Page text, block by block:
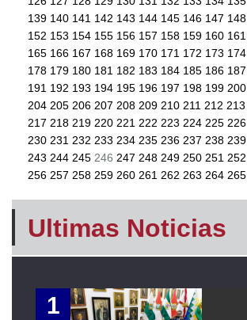
139 140 141 142 143 144 145 146 147 148
152 153 154 155 156 157 158 159 160 161
165 166 167 168 169 170 171 172 173 174
178 179 180 181 182 183 184 185 186 187
191 192 193 194 195 196 197 198 199 200
204 205 206 207 208 209 210 211 212 213
217 218 219 220 221 222 223 224 225 226
230 231 232 233 234 235 236 237 238 239
243 244 245 246 247 248 249 250 251 252
256 257 258 259 260 261 262 263 264 265
Ultimas Noticias
1